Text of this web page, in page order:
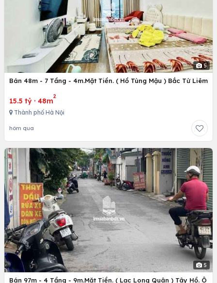
5
Bán 48m - 7 Tầng - 4m.Mặt Tiền. ( Hồ Tùng Mậu ) Bắc Từ Liêm
15.5 tỷ · 48m
2
Thành phố Hà Nội
hôm qua
5
Bán 97m - 4 Tầng - 9m.Mặt Tiền. ( Lạc Long Quân ) Tây Hồ. Ô